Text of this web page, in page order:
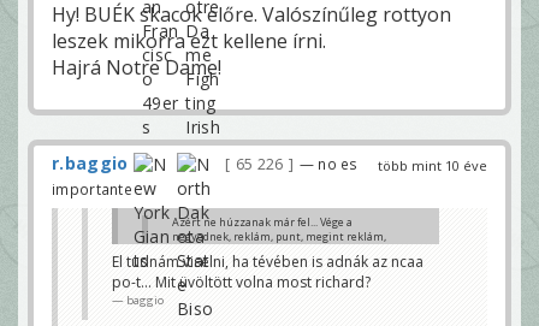
Hy! BUÉK skacok előre. Valószínűleg rottyon
leszek mikorra ezt kellene írni.
Hajrá Notre Dame!
több mint 10 éve
r.baggio 65 226
— no es
importante
Azért ne húzzanak már fel... Vége a
negyednek, reklám, punt, megint reklám,
baggio
Hiányoznak a nézői kérdések ugye? (:
Bazzani
El tudnám viselni, ha tévében is adnák az ncaa
po-t... Mit üvöltött volna most richard?
baggio